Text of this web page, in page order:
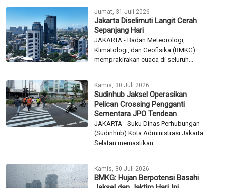
Jumat, 31 Juli 2026
Jakarta Diselimuti Langit Cerah
Sepanjang Hari
JAKARTA - Badan Meteorologi,
Klimatologi, dan Geofisika (BMKG)
memprakirakan cuaca di seluruh...
Kamis, 30 Juli 2026
Sudinhub Jaksel Operasikan
Pelican Crossing Pengganti
Sementara JPO Tendean
JAKARTA - Suku Dinas Perhubungan
(Sudinhub) Kota Administrasi Jakarta
Selatan memastikan...
Kamis, 30 Juli 2026
BMKG: Hujan Berpotensi Basahi